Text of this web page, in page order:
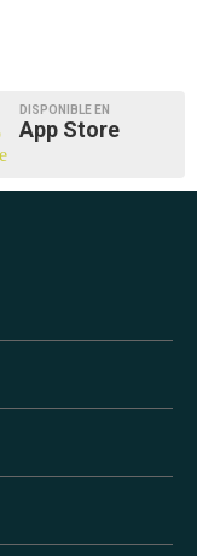
DISPONIBLE EN
App Store